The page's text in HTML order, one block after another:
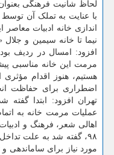
لحاظ شانیت فرهنگی
با عنایت به تملک آن
اندازی خانه ادبیات
نیما تا خانه سیمین و
افزود: امسال در ردیف
مرمت این خانه مناسبی
هستیم، هنوز اقدام
اضطراری برای حفاظت
عملیات مرمت خانه به
اهالی شعر، فرهنگ و
مورد نیاز برای ساماندهی و